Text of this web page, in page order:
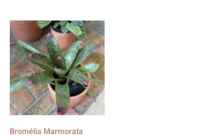
Bromélia Marmorata